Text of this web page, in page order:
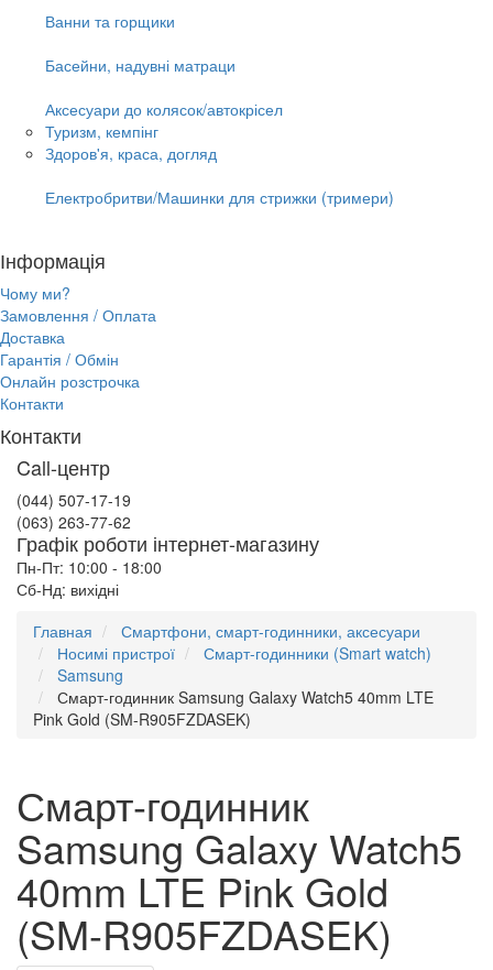
Ванни та горщики
Басейни, надувні матраци
Аксесуари до колясок/автокрісел
Туризм, кемпінг
Здоров'я, краса, догляд
Електробритви/Машинки для стрижки (тримери)
Інформація
Чому ми?
Замовлення / Оплата
Доставка
Гарантія / Обмін
Онлайн розстрочка
Контакти
Контакти
Call-центр
(044) 507-17-19
(063) 263-77-62
Графік роботи інтернет-магазину
Пн-Пт: 10:00 - 18:00
Сб-Нд: вихідні
Главная
Смартфони, смарт-годинники, аксесуари
Носимі пристрої
Смарт-годинники (Smart watch)
Samsung
Смарт-годинник Samsung Galaxy Watch5 40mm LTE
Pink Gold (SM-R905FZDASEK)
Смарт-годинник
Samsung Galaxy Watch5
40mm LTE Pink Gold
(SM-R905FZDASEK)